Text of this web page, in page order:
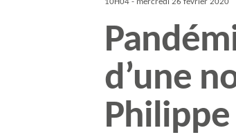
10H04 - mercredi 26 février 2020
d’une
Philippe